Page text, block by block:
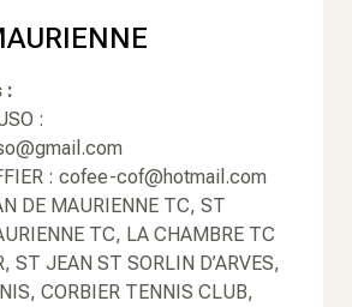
:
:
: cofee-cof@hotmail.com
DE MAURIENNE TC, ST
TC, LA CHAMBRE TC
ST JEAN ST SORLIN D’ARVES,
CORBIER TENNIS CLUB,